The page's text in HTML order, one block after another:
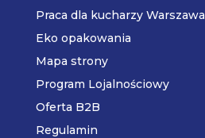
Praca dla kucharzy Warszawa
Eko opakowania
Mapa strony
Program Lojalnościowy
Oferta B2B
Regulamin